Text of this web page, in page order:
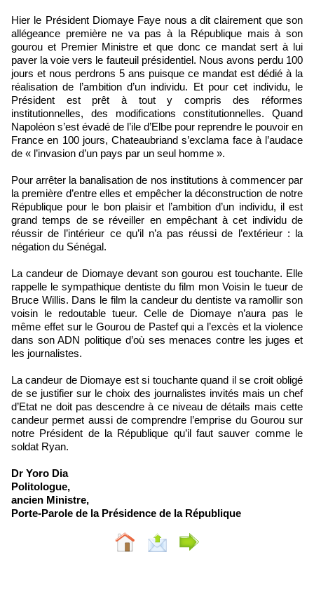
Hier le Président Diomaye Faye nous a dit clairement que son
allégeance première ne va pas à la République mais à son
gourou et Premier Ministre et que donc ce mandat sert à lui
paver la voie vers le fauteuil présidentiel. Nous avons perdu 100
jours et nous perdrons 5 ans puisque ce mandat est dédié à la
réalisation de l’ambition d’un individu. Et pour cet individu, le
Président est prêt à tout y compris des réformes
institutionnelles, des modifications constitutionnelles. Quand
Napoléon s’est évadé de l’ile d’Elbe pour reprendre le pouvoir en
France en 100 jours, Chateaubriand s’exclama face à l’audace
de « l’invasion d’un pays par un seul homme ».
Pour arrêter la banalisation de nos institutions à commencer par
la première d’entre elles et empêcher la déconstruction de notre
République pour le bon plaisir et l’ambition d’un individu, il est
grand temps de se réveiller en empêchant à cet individu de
réussir de l’intérieur ce qu’il n’a pas réussi de l’extérieur : la
négation du Sénégal.
La candeur de Diomaye devant son gourou est touchante. Elle
rappelle le sympathique dentiste du film mon Voisin le tueur de
Bruce Willis. Dans le film la candeur du dentiste va ramollir son
voisin le redoutable tueur. Celle de Diomaye n’aura pas le
même effet sur le Gourou de Pastef qui a l’excès et la violence
dans son ADN politique d’où ses menaces contre les juges et
les journalistes.
La candeur de Diomaye est si touchante quand il se croit obligé
de se justifier sur le choix des journalistes invités mais un chef
d’Etat ne doit pas descendre à ce niveau de détails mais cette
candeur permet aussi de comprendre l’emprise du Gourou sur
notre Président de la République qu’il faut sauver comme le
soldat Ryan.
Dr Yoro Dia
Politologue,
ancien Ministre,
Porte-Parole de la Présidence de la République